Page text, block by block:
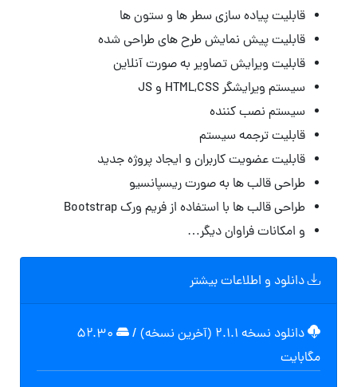
قابلیت پیاده سازی سطر ها و ستون ها
قابلیت پیش نمایش طرح های طراحی شده
قابلیت ویرایش تصاویر به صورت آنلاین
سیستم ویرایشگر HTML,CSS و JS
سیستم نصب کننده
قابلیت ترجمه سیستم
قابلیت عضویت کاربران و ایجاد پروژه جدید
طراحی قالب ها به صورت ریسپانسیو
طراحی قالب ها با استفاده از فریم ورک Bootstrap
و امکانات فراوان دیگر…
دانلود و اطلاعات بیشتر
دانلود نسخه ۲.۱.۱ (آخرین نسخه) /
۵۲.۳۰
مگابایت